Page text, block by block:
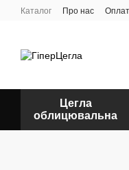
Перейти до основного
Каталог Про нас
Цегла
облицювальна